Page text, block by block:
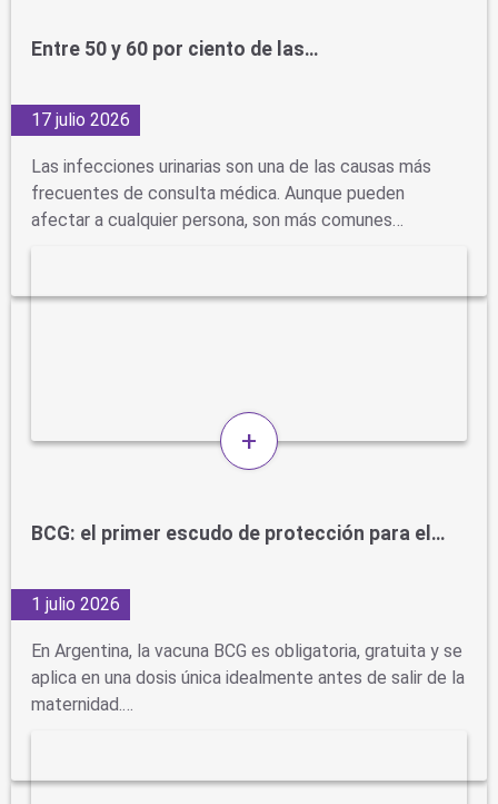
Entre 50 y 60 por ciento de las…
17 julio 2026
Las infecciones urinarias son una de las causas más
frecuentes de consulta médica. Aunque pueden
afectar a cualquier persona, son más comunes…
+
BCG: el primer escudo de protección para el…
1 julio 2026
En Argentina, la vacuna BCG es obligatoria, gratuita y se
aplica en una dosis única idealmente antes de salir de la
maternidad.…